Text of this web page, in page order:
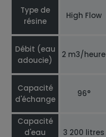
Type de
résine
High Flow
Débit (eau
adoucie)
2 m3/heure
Capacité
d'échange
96°
Capacité
d'eau
3 200 litres